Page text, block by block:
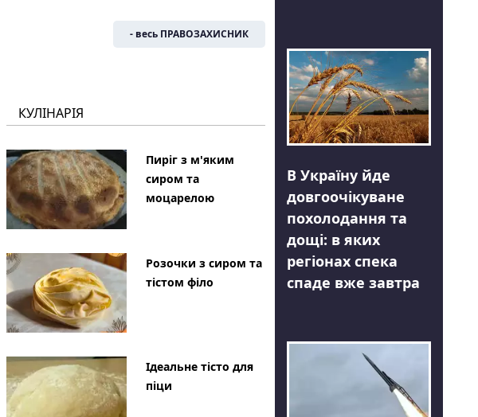
- весь ПРАВОЗАХИСНИК
КУЛІНАРІЯ
Пиріг з м'яким
сиром та
моцарелою
Розочки з сиром та
тістом філо
Ідеальне тісто для
піци
В Україну йде
довгоочікуване
похолодання та
дощі: в яких
регіонах спека
спаде вже завтра